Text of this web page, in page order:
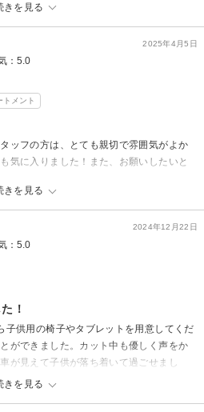
きを見る
2025年4月5日
：5.0
トメント
きを見る
ッフの方は、とても親切で雰囲気がよか
気に入りました！また、お願いしたいと
2024年12月22日
：5.0
！
きを見る
子供用の椅子やタブレットを用意してくだ
ができました。カット中も優しく声をか
が見えて子供が落ち着いて過ごせまし